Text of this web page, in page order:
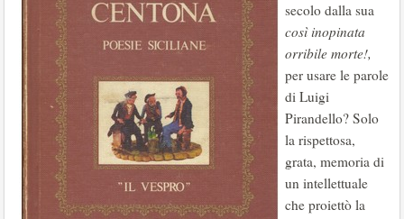
secolo dalla sua
così inopinata
orribile morte!,
per usare le parole
di Luigi
Pirandello? Solo
la rispettosa,
grata, memoria di
un intellettuale
che proiettò la